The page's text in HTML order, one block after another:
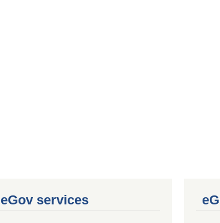
eGov services